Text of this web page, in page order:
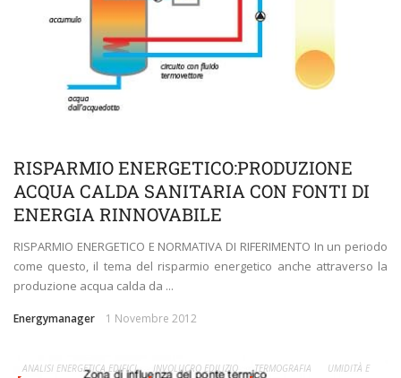
RISPARMIO ENERGETICO:PRODUZIONE
ACQUA CALDA SANITARIA CON FONTI DI
ENERGIA RINNOVABILE
RISPARMIO ENERGETICO E NORMATIVA DI RIFERIMENTO In un periodo
come questo, il tema del risparmio energetico anche attraverso la
produzione acqua calda da ...
Energymanager 1 Novembre 2012
ANALISI ENERGETICA EDIFICI INVOLUCRO EDILIZIO TERMOGRAFIA
UMIDITÀ E